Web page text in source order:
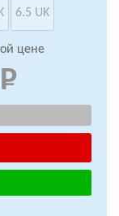
6.5 UK
цене